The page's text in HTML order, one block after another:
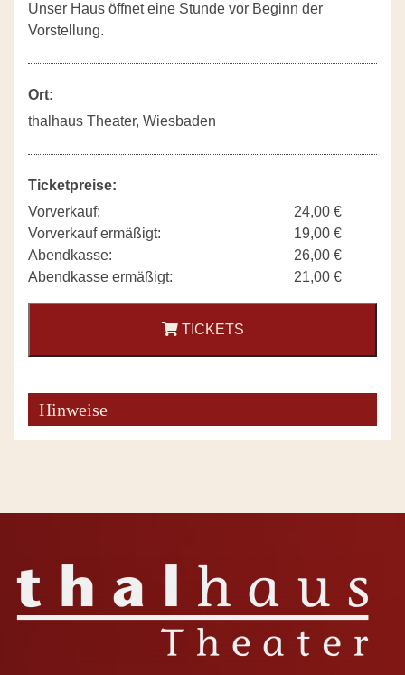
Unser Haus öffnet eine Stunde vor Beginn der
Vorstellung.
Ort:
thalhaus Theater, Wiesbaden
Ticketpreise:
Vorverkauf:
24,00 €
Vorverkauf ermäßigt:
19,00 €
Abendkasse:
26,00 €
Abendkasse ermäßigt:
21,00 €
TICKETS
Hinweise